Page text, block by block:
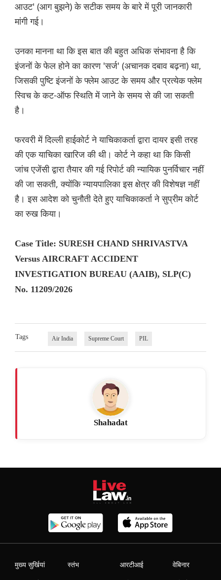
आउट' (आग बुझने) के सटीक समय के बारे में पूरी जानकारी
मांगी गई।
उनका मानना ​​था कि इस बात की बहुत अधिक संभावना है कि
इंजनों के फेल होने का कारण 'सर्ज' (अचानक दबाव बढ़ना) था,
जिसकी पुष्टि इंजनों के फ्लेम आउट के समय और प्रत्येक फ्लेम
स्विच के कट-ऑफ स्थिति में जाने के समय से की जा सकती
है।
फरवरी में दिल्ली हाईकोर्ट ने याचिकाकर्ता द्वारा दायर इसी तरह
की एक याचिका खारिज की थी। कोर्ट ने कहा था कि किसी
जांच एजेंसी द्वारा तैयार की गई रिपोर्ट की न्यायिक पुनर्विचार नहीं
की जा सकती, क्योंकि न्यायपालिका इस क्षेत्र की विशेषज्ञ नहीं
है। इस आदेश को चुनौती देते हुए याचिकाकर्ता ने सुप्रीम कोर्ट
का रुख किया।
Case Title: SURESH CHAND SHRIVASTVA
Versus AIRCRAFT ACCIDENT
INVESTIGATION BUREAU (AAIB), SLP(C)
No. 11209/2026
Tags Air India Supreme Court PIL
Shahadat
मुख्य सुर्खियां स्तंभ आरटीआई वेबिनार